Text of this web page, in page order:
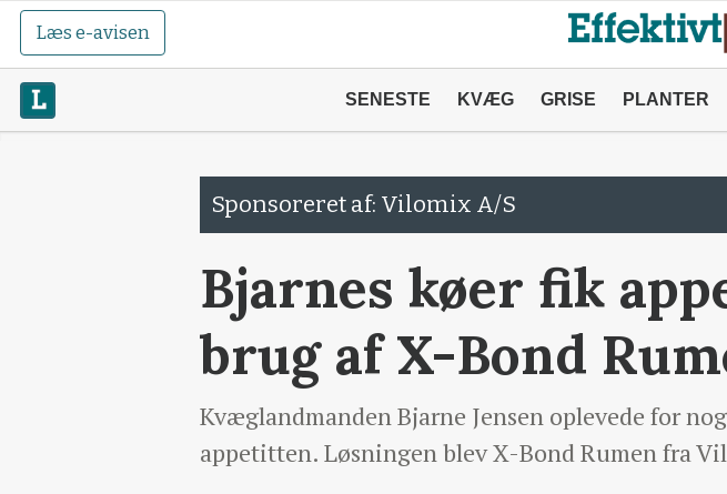
Læs e-avisen
SENESTE KVÆG GRISE PLANTER
Sponsoreret af: Vilomix A/S
Bjarnes køer fik
brug af X-Bond
Kvæglandmanden Bjarne Jensen oplevede for
appetitten. Løsningen blev X-Bond Rumen fra